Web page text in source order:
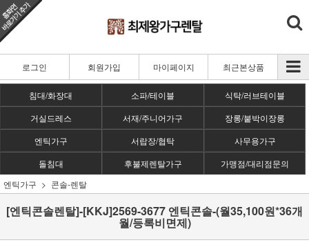
로그인 회원가입 마이페이지 최근본상품
침대/화장대 소파/테이블
식탁/러브테이블
거실드레스
서재/주니어가구
장롱/붙박이장롱
엔틱가구
서랍장/협탁
사무용가구
돌침대
후불제렌탈가구
가맹점/대리점문의
엔틱가구
콘솔-렌탈
[엔틱콘솔렌탈]-[KKJ]2569-3677 엔틱콘솔-(월35,100원*36개
월/등록비면제)